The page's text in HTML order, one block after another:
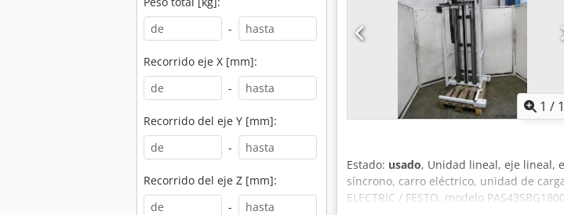
-
Recorrido eje X [mm]:
-
Recorrido del eje Y [mm]:
-
Recorrido del eje Z [mm]:
-
1 /
Estado: usado, Unidad lineal, eje lineal,
síncrono, carro eléctrico, unidad de
ELECTRIC / FESTO, modelo